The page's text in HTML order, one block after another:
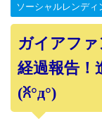
ソーシャルレンディ
ガイアフ
経過報告！
(ꐦ°д°)